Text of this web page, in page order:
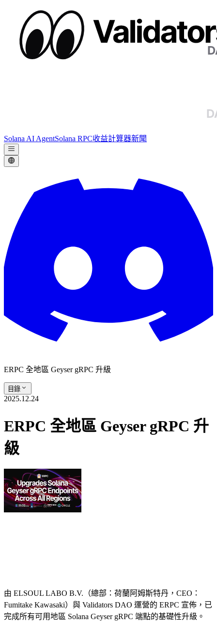
Solana AI AgentSolana RPC收益計算器新聞
ERPC 全地區 Geyser gRPC 升級
目錄
2025.12.24
ERPC 全地區 Geyser gRPC 升
級
由 ELSOUL LABO B.V.（總部：荷蘭阿姆斯特丹，CEO：
Fumitake Kawasaki）與 Validators DAO 運營的 ERPC 宣佈，已
完成所有可用地區 Solana Geyser gRPC 端點的基礎性升級。